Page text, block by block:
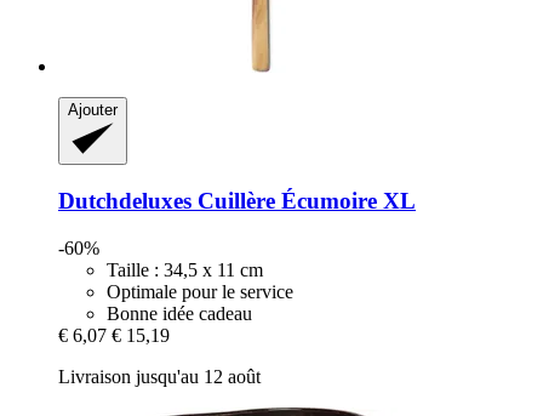
Ajouter
Dutchdeluxes Cuillère Écumoire XL
-60%
Taille : 34,5 x 11 cm
Optimale pour le service
Bonne idée cadeau
€ 6,07 € 15,19
Livraison jusqu'au 12 août